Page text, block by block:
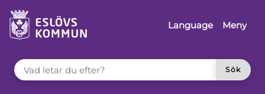
till innehåll
Language
Meny
VAD LETAR DU EFTER?
Sök